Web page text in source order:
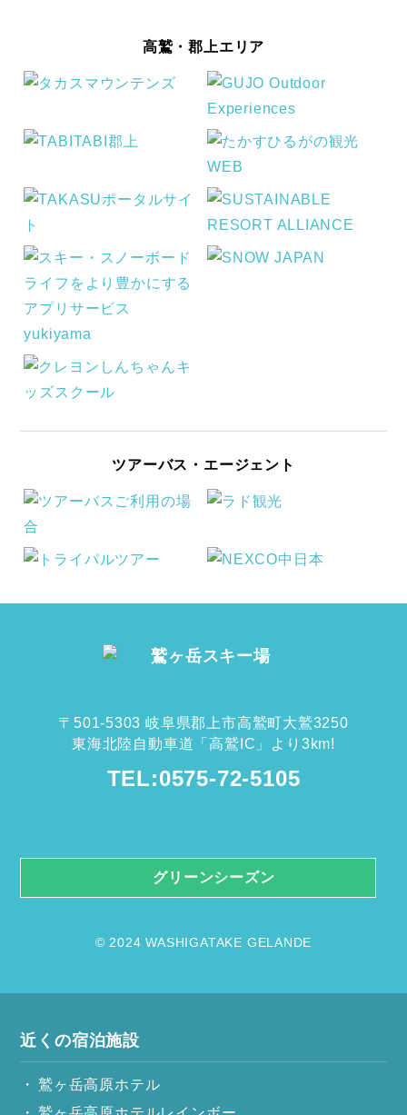
高鷲・郡上エリア
ツアーバス・エージェント
〒501-5303 岐阜県郡上市高鷲町大鷲3250
東海北陸自動車道「高鷲IC」より3km!
TEL:0575-72-5105
グリーンシーズン
© 2024 WASHIGATAKE GELANDE
近くの宿泊施設
鷲ヶ岳高原ホテル